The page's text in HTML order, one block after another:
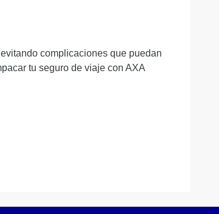
complicaciones que puedan
tu seguro de viaje con AXA